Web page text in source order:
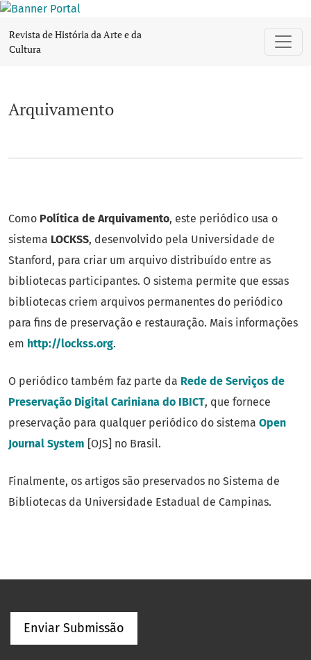
Arquivamento
Revista de História da Arte e da
Cultura
Arquivamento
Como Política de Arquivamento, este periódico usa o
sistema LOCKSS, desenvolvido pela Universidade de
Stanford, para criar um arquivo distribuído entre as
bibliotecas participantes. O sistema permite que essas
bibliotecas criem arquivos permanentes do periódico
para fins de preservação e restauração. Mais informações
em http://lockss.org.
O periódico também faz parte da Rede de Serviços de
Preservação Digital Cariniana do IBICT, que fornece
preservação para qualquer periódico do sistema Open
Journal System [OJS] no Brasil.
Finalmente, os artigos são preservados no Sistema de
Bibliotecas da Universidade Estadual de Campinas.
Enviar Submissão